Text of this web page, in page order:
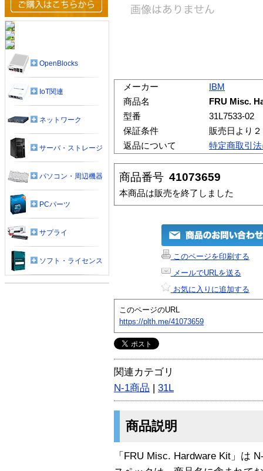
メーカー
IBM
商品名
FRU Misc.
型番
31L7533-02
保証条件
販売日より
返品について
特定商取引
商品番号 41073659
本商品は販売を終了しました
このページを印刷する
メールでURLを送る
お気に入りに追加する
このページのURL
https://plth.me/41073659
関連カテゴリ
N-1商品 | 31L
商品説明
「FRU Misc. Hardware Kit」は
OpenBlocks
IoT関連
ネットワーク
サーバ・ストレージ
パソコン・周辺機器
PCパーツ
サプライ
ソフト・ライセンス